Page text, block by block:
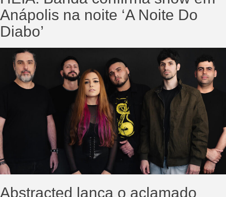
Anápolis na noite ‘A Noite Do
Diabo’
Abstracted lança o aclamado